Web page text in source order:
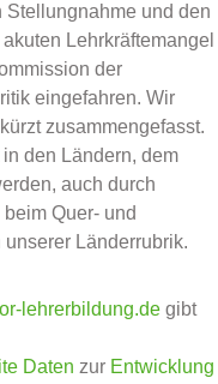
Stellungnahme und den
Lehrkräftemangel
der
eingefahren. Wir
zusammengefasst.
den Ländern, dem
auch durch
Quer- und
Länderrubrik.
lehrerbildung.de gibt
Daten zur Entwicklung